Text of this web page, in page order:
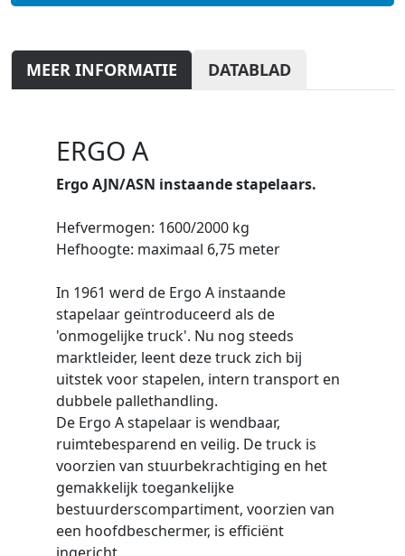
MEER INFORMATIE DATABLAD
ERGO A
Ergo AJN/ASN instaande stapelaars.
Hefvermogen: 1600/2000 kg
Hefhoogte: maximaal 6,75 meter
In 1961 werd de Ergo A instaande
stapelaar geïntroduceerd als de
'onmogelijke truck'. Nu nog steeds
marktleider, leent deze truck zich bij
uitstek voor stapelen, intern transport en
dubbele pallethandling.
De Ergo A stapelaar is wendbaar,
ruimtebesparend en veilig. De truck is
voorzien van stuurbekrachtiging en het
gemakkelijk toegankelijke
bestuurderscompartiment, voorzien van
een hoofdbeschermer, is efficiënt